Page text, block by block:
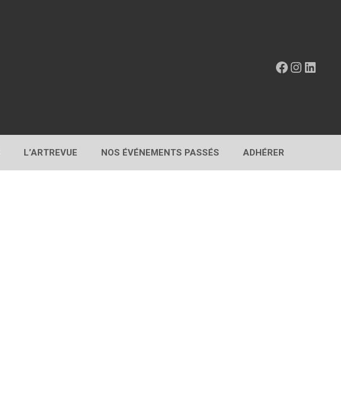
Facebook
L’ARTREVUE NOS ÉVÉNEMENTS PASSÉS ADHÉRER